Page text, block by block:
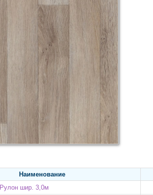
Наименование
Рулон шир. 3,0м